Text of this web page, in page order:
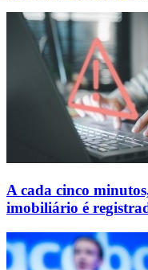
A cada cinco
imobiliário é